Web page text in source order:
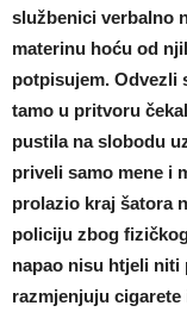
službenici verbalno
materinu hoću od
potpisujem. Odvezli
tamo u pritvoru
pustila na slobodu
priveli samo mene i
prolazio kraj šatora
policiju zbog
napao nisu htjeli niti
razmjenjuju